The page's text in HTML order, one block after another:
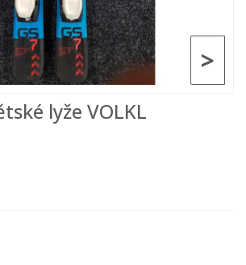
>
lyže VOLKL